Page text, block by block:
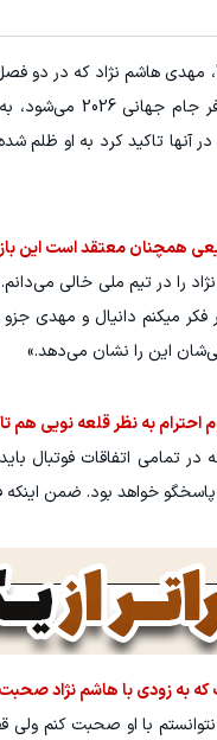
مهدی هاشم نژاد که در دو
که تصور
آنها تاکید کرد به او ظلم
همچنان معتقد است این
را در تیم ملی خالی
فکر میکنم دانیال و مهدی
این را نشان می‌دهد.»
احترام به نظر قلعه نویی هم
که در تمامی اتفاقات
پاسخگو خواهد بود. ضمن
به زودی با هاشم نژاد
با او صحبت کنم
ارزان‌تر از همه‌جا!